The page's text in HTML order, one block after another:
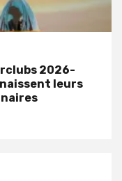
2026-
leurs